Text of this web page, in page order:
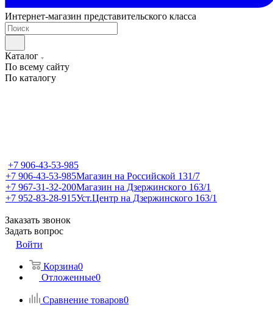
Интернет-магазин представительского класса
Каталог
По всему сайту
По каталогу
+7 906-43-53-985
+7 906-43-53-985Магазин на Российской 131/7
+7 967-31-32-200Магазин на Дзержинского 163/1
+7 952-83-28-915Уст.Центр на Дзержинского 163/1
Заказать звонок
Задать вопрос
Войти
Корзина0
Отложенные0
Сравнение товаров0